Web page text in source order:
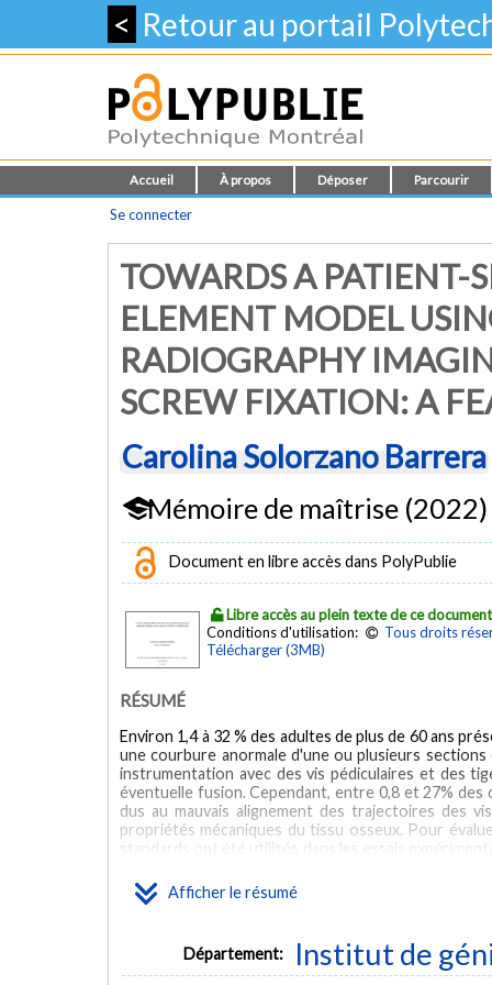
< Retour au portail
Accueil À propos Déposer Parcourir
Se connecter
TOWARDS A PATIENT-
ELEMENT MODEL
RADIOGRAPHY
SCREW FIXATION: A
Carolina Solorzano Barrera
Mémoire de maîtrise (2022)
Document en libre accès dans PolyPublie
Libre accès au plein texte de ce document
Conditions d'utilisation:
Tous droits
Télécharger (3MB)
Afficher le résumé
RÉSUMÉ
Environ 1,4 à 32 % des adultes de plus de 60 ans
une courbure anormale d'une ou plusieurs
instrumentation avec des vis pédiculaires et des
éventuelle fusion. Cependant, entre 0,8 et 27%
dus au mauvais alignement des trajectoires des
propriétés mécaniques du tissu osseux. Pour
standards ont été utilisés dans les essais
une solution alternative qui fournit une analyse
numériquement les tests d'arrachement pour
vertébrale, de prédire la fracture vertébrale et
une géométrie générique et des propriétés
d'imagerie médicale telles que la
Département: Institut de